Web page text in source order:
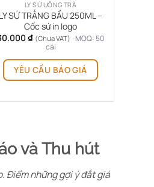
LY SỨ UỐNG TRÀ
LY SỨ TRẮNG BẦU 250ML –
Cốc sứ in logo
₫ (Chưa VAT) · MOQ: 50
cái
YÊU CẦU BÁO GIÁ
và Thu hút
Điểm những gợi ý đắt giá